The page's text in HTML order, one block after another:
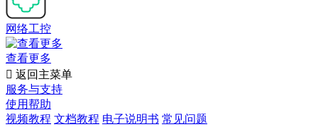
网络工控
查看更多
 返回主菜单
服务与支持
使用帮助
视频教程 文档教程 电子说明书 常见问题